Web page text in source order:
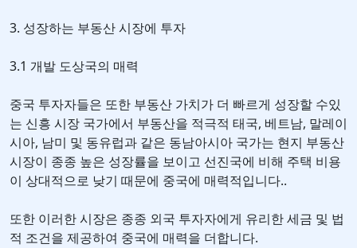
3. 성장하는 부동산 시장에 투자
3.1 개발 도상국의 매력
중국 투자자들은 또한 부동산 가치가 더 빠르게 성장할 수있
는 신흥 시장 국가에서 부동산을 적극적 태국, 베트남, 말레이
시아, 남미 및 동유럽과 같은 동남아시아 국가는 현지 부동산
시장이 종종 높은 성장률을 보이고 선진국에 비해 주택 비용
이 상대적으로 낮기 때문에 중국에 매력적입니다..
또한 이러한 시장은 종종 외국 투자자에게 유리한 세금 및 법
적 조건을 제공하여 중국에 매력을 더합니다.